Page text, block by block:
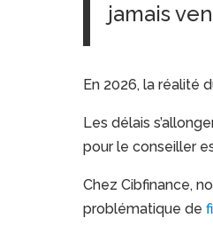
jamais
En 2026, la réalité
Les délais
pour le conseiller
Chez Cibfinance,
problématique de